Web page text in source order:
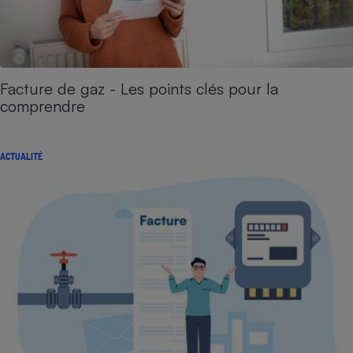
Facture de gaz - Les points clés pour la
comprendre
ACTUALITÉ